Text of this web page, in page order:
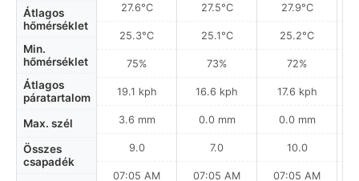
Átlagos
hőmérséklet
Min.
hőmérséklet
Átlagos
páratartalom
Max. szél
Összes
csapadék
27.6°C
25.3°C
75%
19.1 kph
3.6 mm
9.0
07:05 AM
27.5°C
25.1°C
73%
16.6 kph
0.0 mm
7.0
07:05 AM
27.9°C
25.2°C
72%
17.6 kph
0.0 mm
10.0
07:05 AM